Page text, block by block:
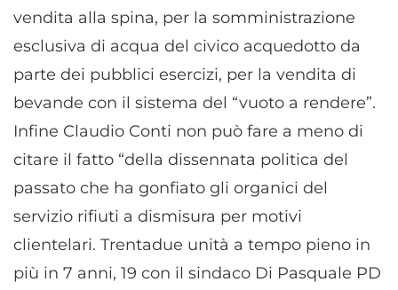
dati limitati per la selezione della pubblicità, Creare profili per la
pubblicità personalizzata, Utilizzare profili per la selezione di
dei contenuti, Utilizzare profili per la selezione di contenuti
personalizzati, Sviluppare e migliorare i servizi, Utilizzare dati
Funzionalità Sempre attivo
Abbinare e combinare dati provenienti da altre
fonti di dati, Collegare diversi dispositivi,
trasmesse automaticamente.
vendita alla spina, per la somministrazione
esclusiva di acqua del civico acquedotto da
parte dei pubblici esercizi, per la vendita di
bevande con il sistema del “vuoto a rendere”.
Infine Claudio Conti non può fare a meno di
citare il fatto “della dissennata politica del
passato che ha gonfiato gli organici del
servizio rifiuti a dismisura per motivi
clientelari. Trentadue unità a tempo pieno in
più in 7 anni, 19 con il sindaco Di Pasquale PD